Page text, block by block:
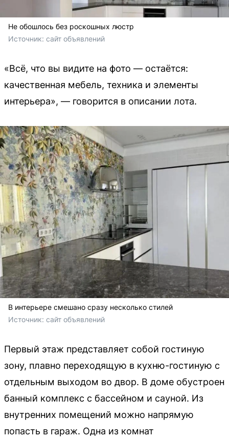
Не обошлось без роскошных люстр
Источник: сайт объявлений
«Всё, что вы видите на фото — остаётся:
качественная мебель, техника и элементы
интерьера», — говорится в описании лота.
В интерьере смешано сразу несколько стилей
Источник: сайт объявлений
Первый этаж представляет собой гостиную
зону, плавно переходящую в кухню-гостиную с
отдельным выходом во двор. В доме обустроен
банный комплекс с бассейном и сауной. Из
внутренних помещений можно напрямую
попасть в гараж. Одна из комнат